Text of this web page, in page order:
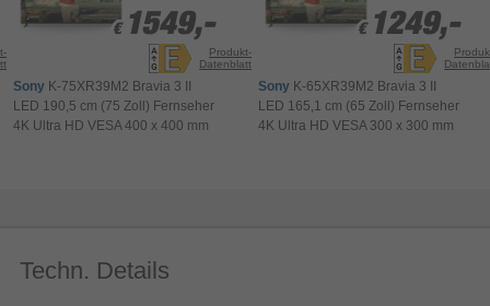
Hi-QLED Colour
Lebendige und authentische Farben
Erlebe mit Hi-QLED-Farben ein visuelles Fest.
€ 1549,-
€ 1549,-
Produkt-
Datenblatt
Sony K-75XR39M2 Bravia 3 II
LED 190,5 cm (75 Zoll) Fernseher
4K Ultra HD VESA 400 x 400 mm
€ 1249,-
€ 1249,-
Sony K-65XR39M2 Bravia 3 II
LED 165,1 cm (65 Zoll) Fernseher
4K Ultra HD VESA 300 x 300 mm
Techn. Details